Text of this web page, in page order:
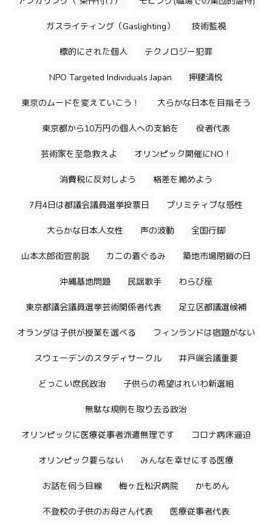
ガスライティング（Gaslighting） 技術監視
標的にされた個人 テクノロジー犯罪
NPO Targeted Individuals Japan 押腰清悦
東京のムードを変えていこう！ 大らかな日本を目指そう
東京都から10万円の個人への支給を 役者代表
芸術家を至急救えよ オリンピック開催にNO！
消費税に反対しよう 格差を縮めよう
7月4日は都議会議員選挙投票日 プリミティブな感性
大らかな日本人女性 声の波動 全国行脚
山本太郎街宣前説 カニの着ぐるみ 築地市場閉鎖の日
沖縄基地問題 民謡歌手 わらび座
東京都議会議員選挙芸術関係者代表 足立区都議選候補
オランダは子供が授業を選べる フィンランドは宿題がない
スウェーデンのスタディサークル 井戸端会議重要
どっこい庶民政治 子供らの希望はれいわ新選組
無駄な規則を取り去る政治
オリンピックに医療従事者派遣無理です コロナ病床逼迫
オリンピック要らない みんなを幸せにする医療
お話を伺う目線 梅ヶ丘松沢病院 かもめん
不登校の子供のお母さん代表 医療従事者代表